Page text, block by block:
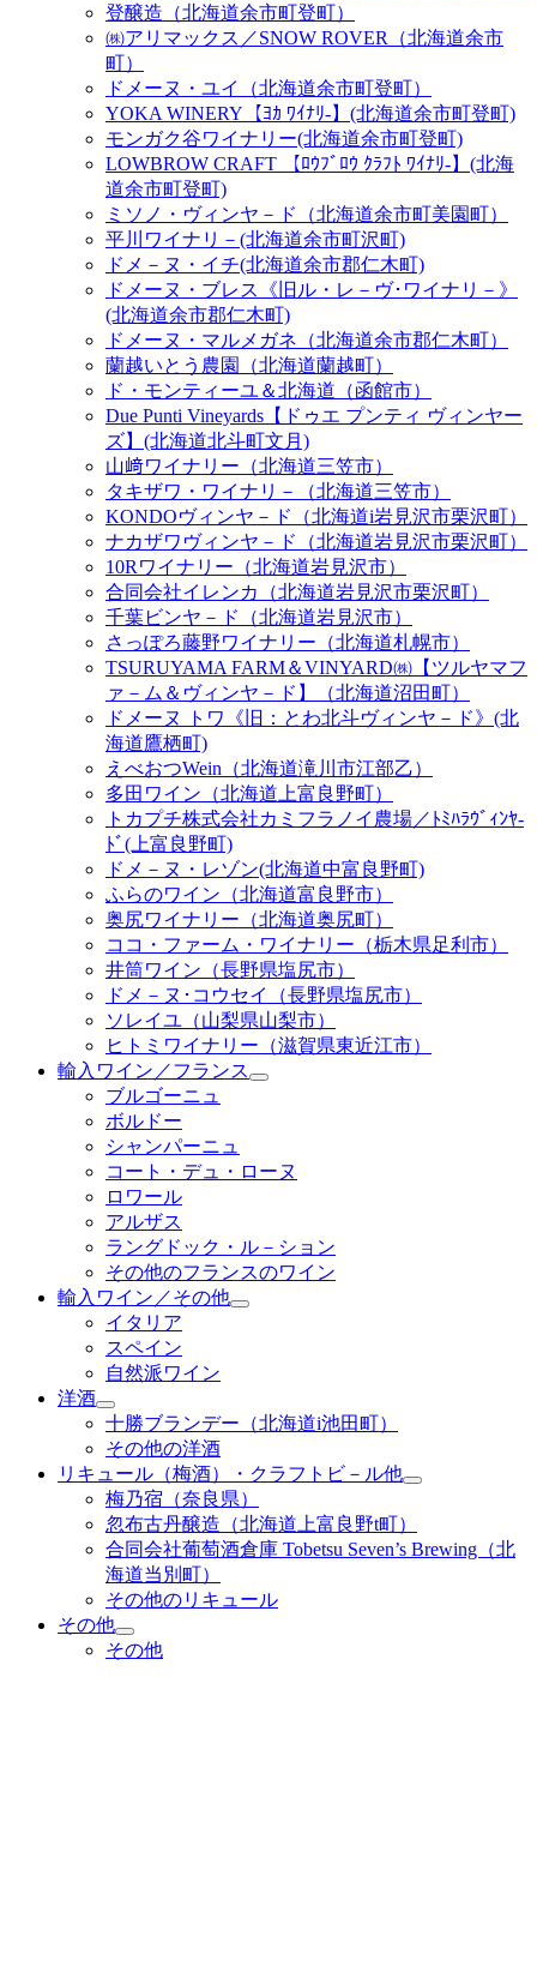
登醸造（北海道余市町登町）
㈱アリマックス／SNOW ROVER（北海道余市
町）
ドメーヌ・ユイ（北海道余市町登町）
YOKA WINERY【ﾖｶ ﾜｲﾅﾘ-】(北海道余市町登町)
モンガク谷ワイナリー(北海道余市町登町)
LOWBROW CRAFT 【ﾛｳﾌﾞﾛｳ ｸﾗﾌﾄ ﾜｲﾅﾘ-】(北海
道余市町登町)
ミソノ・ヴィンヤ－ド（北海道余市町美園町）
平川ワイナリ－(北海道余市町沢町)
ドメ－ヌ・イチ(北海道余市郡仁木町)
ドメーヌ・ブレス《旧ル・レ－ヴ･ワイナリ－》
(北海道余市郡仁木町)
ドメーヌ・マルメガネ（北海道余市郡仁木町）
蘭越いとう農園（北海道蘭越町）
ド・モンティーユ＆北海道（函館市）
Due Punti Vineyards【ドゥエ プンティ ヴィンヤー
ズ】(北海道北斗町文月)
山﨑ワイナリー（北海道三笠市）
タキザワ・ワイナリ－（北海道三笠市）
KONDOヴィンヤ－ド（北海道i岩見沢市栗沢町）
ナカザワヴィンヤ－ド（北海道岩見沢市栗沢町）
10Rワイナリー（北海道岩見沢市）
合同会社イレンカ（北海道岩見沢市栗沢町）
千葉ビンヤ－ド（北海道岩見沢市）
さっぽろ藤野ワイナリー（北海道札幌市）
TSURUYAMA FARM＆VINYARD㈱【ツルヤマフ
ァ－ム＆ヴィンヤ－ド】（北海道沼田町）
ドメーヌ トワ《旧：とわ北斗ヴィンヤ－ド》(北
海道鷹栖町)
えべおつWein（北海道滝川市江部乙）
多田ワイン（北海道上富良野町）
トカプチ株式会社カミフラノイ農場／ﾄﾐﾊﾗｳﾞｨﾝﾔ-
ﾄﾞ(上富良野町)
ドメ－ヌ・レゾン(北海道中富良野町)
ふらのワイン（北海道富良野市）
奥尻ワイナリー（北海道奥尻町）
ココ・ファーム・ワイナリー（栃木県足利市）
井筒ワイン（長野県塩尻市）
ドメ－ヌ･コウセイ（長野県塩尻市）
ソレイユ（山梨県山梨市）
ヒトミワイナリー（滋賀県東近江市）
輸入ワイン／フランス
ブルゴーニュ
ボルドー
シャンパーニュ
コート・デュ・ローヌ
ロワール
アルザス
ラングドック・ル－ション
その他のフランスのワイン
輸入ワイン／その他
イタリア
スペイン
自然派ワイン
洋酒
十勝ブランデー（北海道i池田町）
その他の洋酒
リキュール（梅酒）・クラフトビ－ル他
梅乃宿（奈良県）
忽布古丹醸造（北海道上富良野t町）
合同会社葡萄酒倉庫 Tobetsu Seven’s Brewing（北
海道当別町）
その他のリキュール
その他
その他